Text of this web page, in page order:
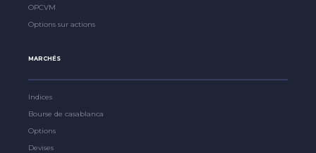
OPCVM
Options sur actions
MARCHÉS
Indices
Bourse de casablanca
Options
Devises